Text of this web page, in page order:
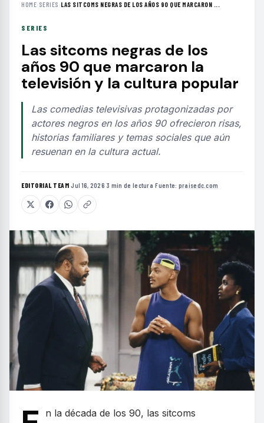
HOME› SERIES ›LAS SITCOMS NEGRAS DE LOS AÑOS 90 QUE MARCARON ...
SERIES
Las sitcoms negras de los
años 90 que marcaron la
televisión y la cultura popular
Las comedias televisivas protagonizadas por
actores negros en los años 90 ofrecieron risas,
historias familiares y temas sociales que aún
resuenan en la cultura actual.
EDITORIAL TEAM·Jul 16, 2026·3 min de lectura·Fuente: praisedc.com
n la década de los 90, las sitcoms